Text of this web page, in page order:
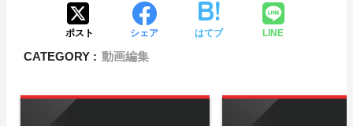
ポスト シェア はてブ LINE
CATEGORY : 動画編集